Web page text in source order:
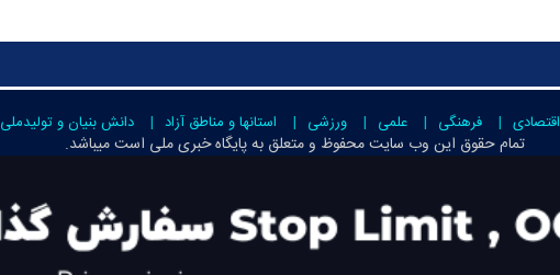
اقتصادی فرهنگی علمی ورزشی استانها و مناطق آزاد دانش بنیان و تولیدملی
تمام حقوق این وب سایت محفوظ و متعلق بهپایگاه خبری ملی استمیباشد.